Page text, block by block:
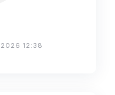
2026 12:38